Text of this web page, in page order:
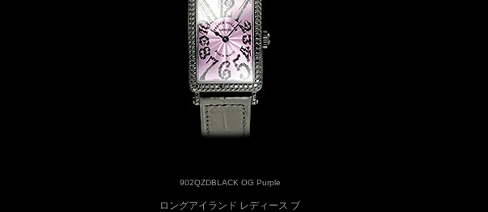
902QZDBLACK OG Purple
ロングアイランド レディース ブ